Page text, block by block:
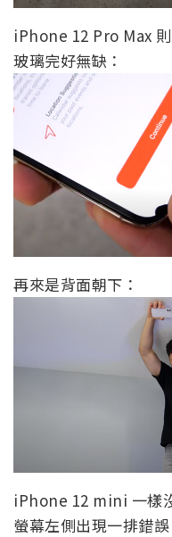
iPhone 12 Pro Max
玻璃完好無缺：
再來是背面朝下：
iPhone 12 mini 一樣
螢幕左側出現一排錯誤